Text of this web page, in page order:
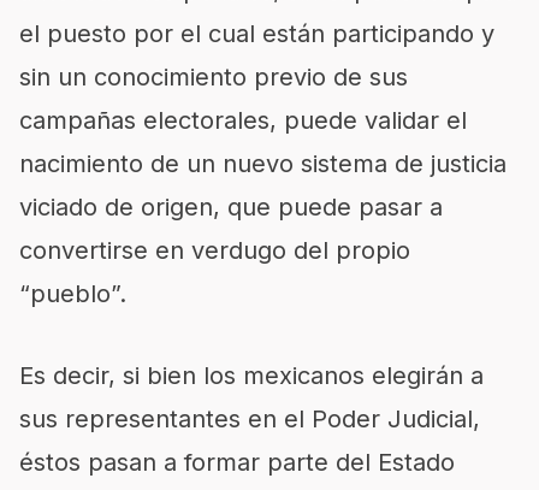
el puesto por el cual están participando y
sin un conocimiento previo de sus
campañas electorales, puede validar el
nacimiento de un nuevo sistema de justicia
viciado de origen, que puede pasar a
convertirse en verdugo del propio
“pueblo”.
Es decir, si bien los mexicanos elegirán a
sus representantes en el Poder Judicial,
éstos pasan a formar parte del Estado